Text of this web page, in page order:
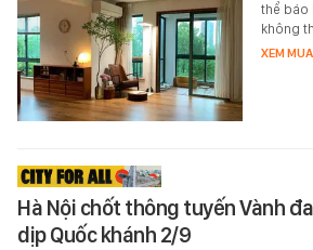
thể báo
không
XEM
Hà Nội chốt thông tuyến Vành
dịp Quốc khánh 2/9